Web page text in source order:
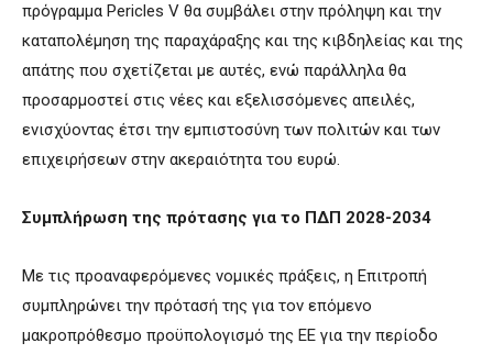
πρόγραμμα Pericles V θα συμβάλει στην πρόληψη και την
καταπολέμηση της παραχάραξης και της κιβδηλείας και της
απάτης που σχετίζεται με αυτές, ενώ παράλληλα θα
προσαρμοστεί στις νέες και εξελισσόμενες απειλές,
ενισχύοντας έτσι την εμπιστοσύνη των πολιτών και των
επιχειρήσεων στην ακεραιότητα του ευρώ.
Συμπλήρωση της πρότασης για το ΠΔΠ 2028-2034
Με τις προαναφερόμενες νομικές πράξεις, η Επιτροπή
συμπληρώνει την πρότασή της για τον επόμενο
μακροπρόθεσμο προϋπολογισμό της ΕΕ για την περίοδο